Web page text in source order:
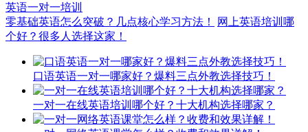
英语一对一培训
零基础英语怎么突破？几点核心学习方法！
网上英语培训哪
个好？很多人选择这家！
口语英语一对一哪家好？爆料三点外教选择技巧！
一对一在线英语培训哪个好？十大机构选择哪家？